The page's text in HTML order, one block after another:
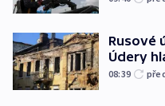
Rusové
Údery
08:39